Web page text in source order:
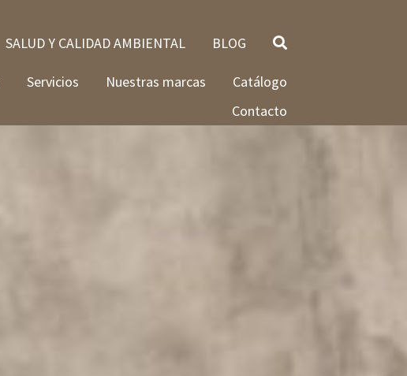
SALUD Y CALIDAD AMBIENTAL BLOG
Servicios Nuestras marcas
Catálogo
Contacto